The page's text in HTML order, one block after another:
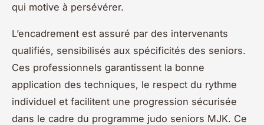
qui motive à persévérer.
L’encadrement est assuré par des intervenants
qualifiés, sensibilisés aux spécificités des seniors.
Ces professionnels garantissent la bonne
application des techniques, le respect du rythme
individuel et facilitent une progression sécurisée
dans le cadre du programme judo seniors MJK. Ce